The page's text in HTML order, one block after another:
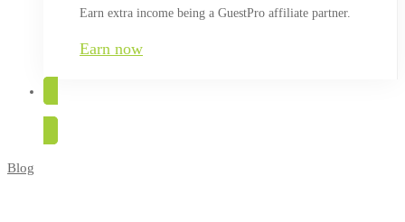
Earn extra income being a GuestPro affiliate partner.
Earn now
Peluang
Blog